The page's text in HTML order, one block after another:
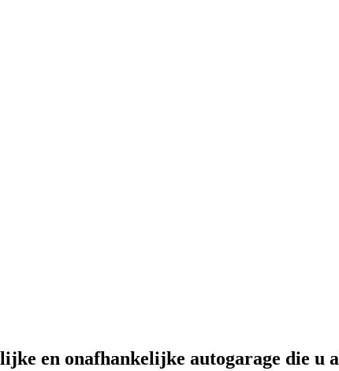
en onafhankelijke autogarage die u